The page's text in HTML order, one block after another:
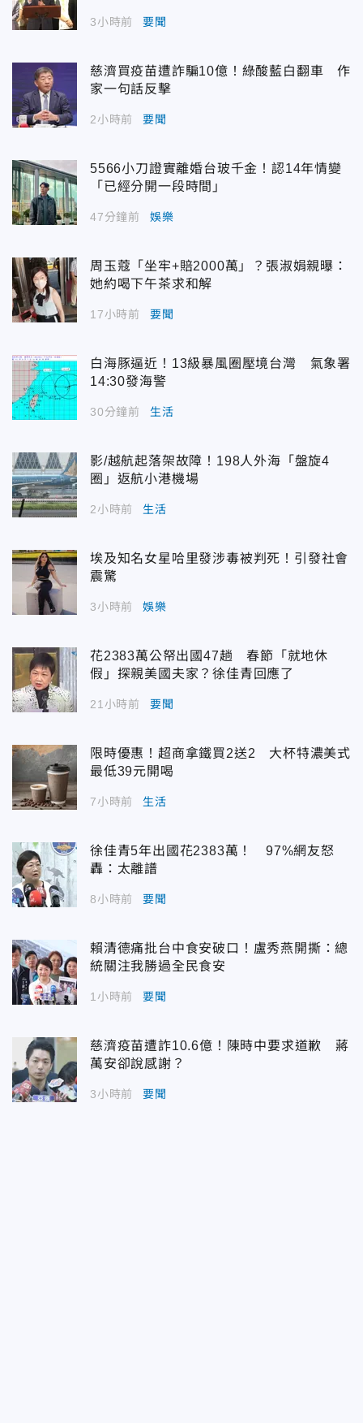
3小時前 要聞
慈濟買疫苗遭詐騙10億！綠酸藍白翻車 作
家一句話反擊
2小時前 要聞
5566小刀證實離婚台玻千金！認14年情變
「已經分開一段時間」
47分鐘前 娛樂
周玉蔻「坐牢+賠2000萬」？張淑娟親曝：
她約喝下午茶求和解
17小時前 要聞
白海豚逼近！13級暴風圈壓境台灣 氣象署
14:30發海警
30分鐘前 生活
影/越航起落架故障！198人外海「盤旋4
圈」返航小港機場
2小時前 生活
埃及知名女星哈里發涉毒被判死！引發社會
震驚
3小時前 娛樂
花2383萬公帑出國47趟 春節「就地休
假」探親美國夫家？徐佳青回應了
21小時前 要聞
限時優惠！超商拿鐵買2送2 大杯特濃美式
最低39元開喝
7小時前 生活
徐佳青5年出國花2383萬！ 97%網友怒
轟：太離譜
8小時前 要聞
賴清德痛批台中食安破口！盧秀燕開撕：總
統關注我勝過全民食安
1小時前 要聞
慈濟疫苗遭詐10.6億！陳時中要求道歉 蔣
萬安卻說感謝？
3小時前 要聞